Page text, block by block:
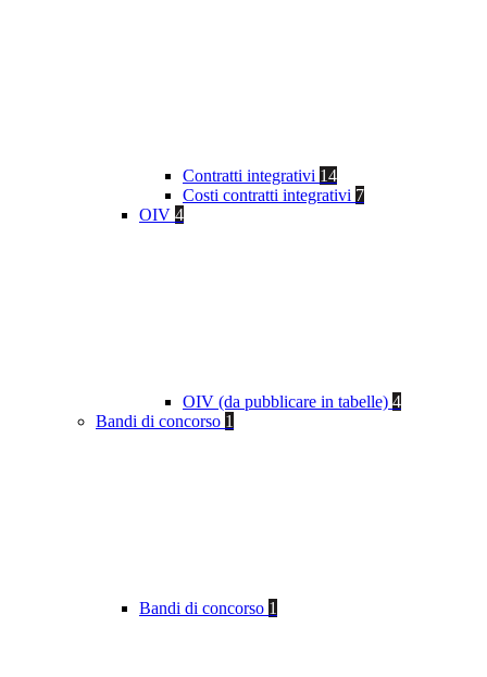
Contratti integrativi 14
Costi contratti integrativi 7
OIV 4
OIV (da pubblicare in tabelle) 4
Bandi di concorso 1
Bandi di concorso 1